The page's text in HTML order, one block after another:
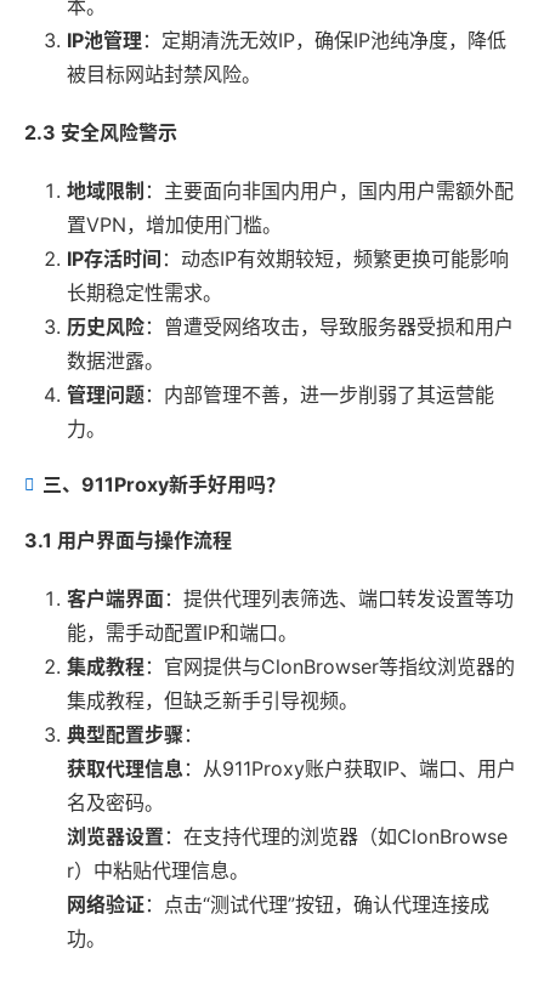
本。
IP池管理 ：定期清洗无效IP，确保IP池纯净度，降低
被目标网站封禁风险。
2.3 安全风险警示
地域限制 ：主要面向非国内用户，国内用户需额外配
置VPN，增加使用门槛。
IP存活时间 ：动态IP有效期较短，频繁更换可能影响
长期稳定性需求。
历史风险：曾遭受网络攻击，导致服务器受损和用户
数据泄露。
管理问题：内部管理不善，进一步削弱了其运营能
力。
三、911Proxy新手好用吗？
3.1 用户界面与操作流程
客户端界面：提供代理列表筛选、端口转发设置等功
能，需手动配置IP和端口。
集成教程：官网提供与ClonBrowser等指纹浏览器的
集成教程，但缺乏新手引导视频。
典型配置步骤 ：
获取代理信息 ：从911Proxy账户获取IP、端口、用户
名及密码。
浏览器设置 ：在支持代理的浏览器（如ClonBrowse
r）中粘贴代理信息。
网络验证：点击“测试代理”按钮，确认代理连接成
功。